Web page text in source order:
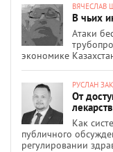
ВЯЧЕСЛАВ
В чьих
Атаки
экономике
РУСЛАН
От
Как
публичного
регулировании